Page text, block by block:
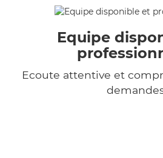
Equipe
Ecoute attentive et